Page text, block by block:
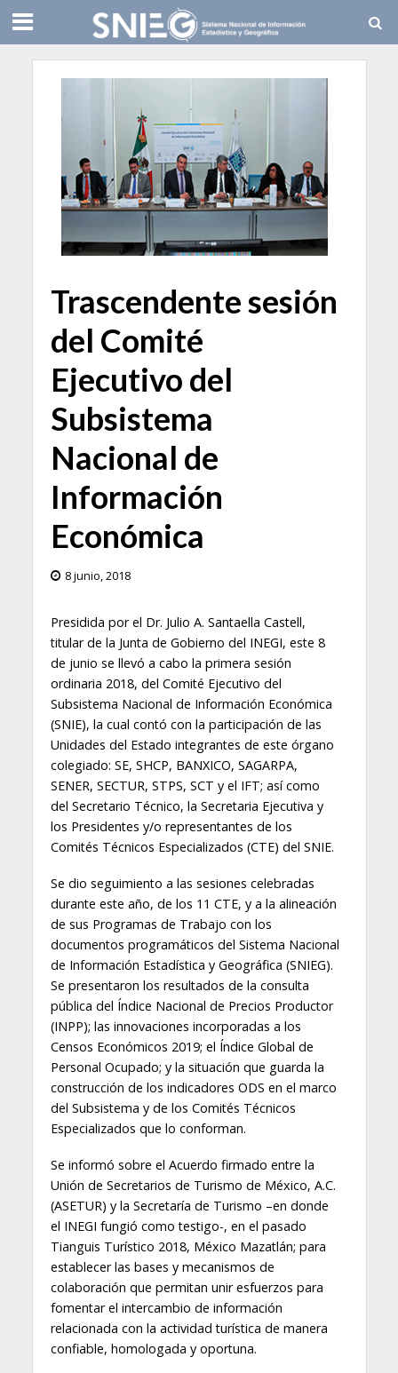
Trascendente sesión
del Comité
Ejecutivo del
Subsistema
Nacional de
Información
Económica
8 junio, 2018
Presidida por el Dr. Julio A. Santaella Castell,
titular de la Junta de Gobierno del INEGI, este 8
de junio se llevó a cabo la primera sesión
ordinaria 2018, del Comité Ejecutivo del
Subsistema Nacional de Información Económica
(SNIE), la cual contó con la participación de las
Unidades del Estado integrantes de este órgano
colegiado: SE, SHCP, BANXICO, SAGARPA,
SENER, SECTUR, STPS, SCT y el IFT; así como
del Secretario Técnico, la Secretaria Ejecutiva y
los Presidentes y/o representantes de los
Comités Técnicos Especializados (CTE) del SNIE.
Se dio seguimiento a las sesiones celebradas
durante este año, de los 11 CTE, y a la alineación
de sus Programas de Trabajo con los
documentos programáticos del Sistema Nacional
de Información Estadística y Geográfica (SNIEG).
Se presentaron los resultados de la consulta
pública del Índice Nacional de Precios Productor
(INPP); las innovaciones incorporadas a los
Censos Económicos 2019; el Índice Global de
Personal Ocupado; y la situación que guarda la
construcción de los indicadores ODS en el marco
del Subsistema y de los Comités Técnicos
Especializados que lo conforman.
Se informó sobre el Acuerdo firmado entre la
Unión de Secretarios de Turismo de México, A.C.
(ASETUR) y la Secretaría de Turismo –en donde
el INEGI fungió como testigo-, en el pasado
Tianguis Turístico 2018, México Mazatlán; para
establecer las bases y mecanismos de
colaboración que permitan unir esfuerzos para
fomentar el intercambio de información
relacionada con la actividad turística de manera
confiable, homologada y oportuna.